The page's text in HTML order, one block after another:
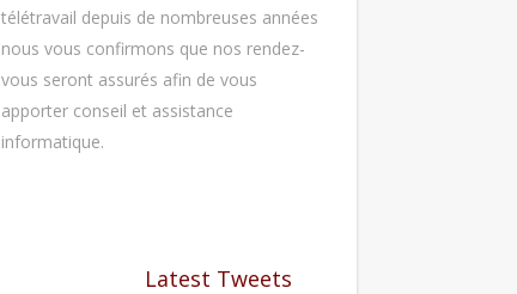
télétravail depuis de nombreuses années
nous vous confirmons que nos rendez-
vous seront assurés afin de vous
apporter conseil et assistance
informatique.
Latest Tweets